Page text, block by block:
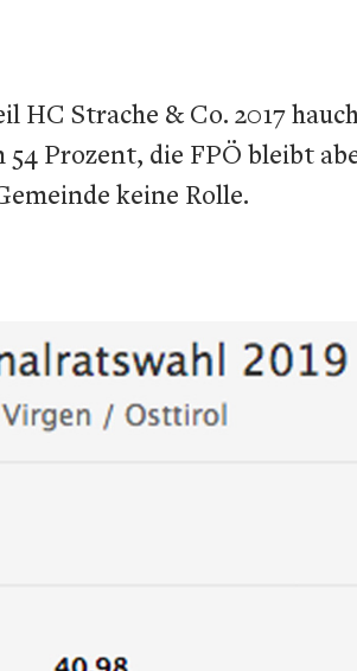
Strache & Co. 2017
54 Prozent, die FPÖ bleibt
keine Rolle.